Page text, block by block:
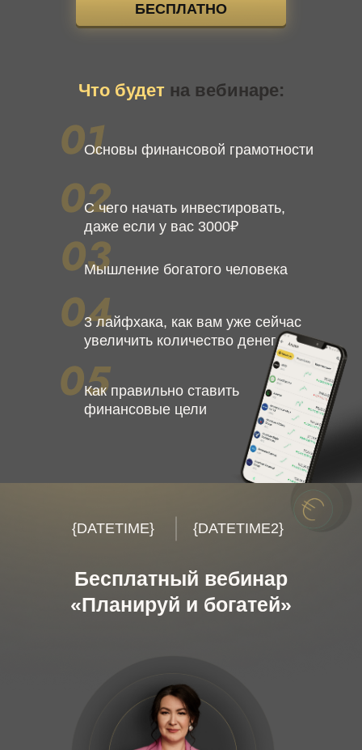
БЕСПЛАТНО
Что будетна вебинаре:
Основы финансовой грамотности
С чего начать инвестировать,
даже если у вас 3000₽
Мышление богатого человека
3 лайфхака, как вам уже сейчас
увеличить количество денег
Как правильно ставить
финансовые цели
Бесплатный вебинар
«Планируй и богатей»
{DATETIME2}
{DATETIME}